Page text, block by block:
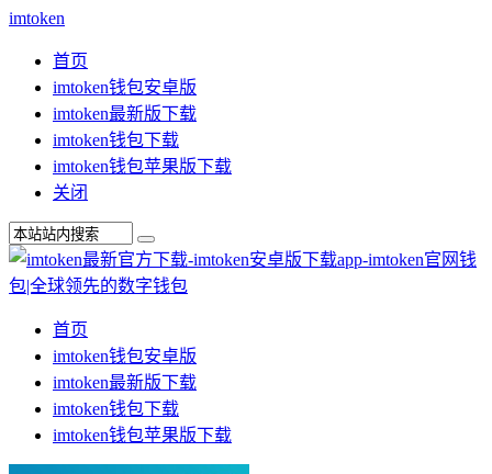
imtoken
首页
imtoken钱包安卓版
imtoken最新版下载
imtoken钱包下载
imtoken钱包苹果版下载
关闭
首页
imtoken钱包安卓版
imtoken最新版下载
imtoken钱包下载
imtoken钱包苹果版下载